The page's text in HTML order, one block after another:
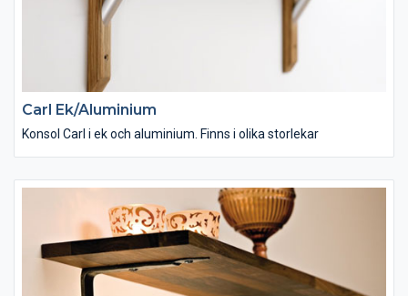
Carl Ek/Aluminium
Konsol Carl i ek och aluminium. Finns i olika storlekar